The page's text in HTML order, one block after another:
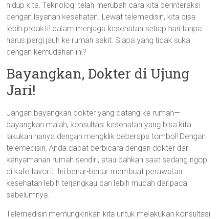
hidup kita. Teknologi telah merubah cara kita berinteraksi
dengan layanan kesehatan. Lewat telemedisin, kita bisa
lebih proaktif dalam menjaga kesehatan setiap hari tanpa
harus pergi jauh ke rumah sakit. Siapa yang tidak suka
dengan kemudahan ini?
Bayangkan, Dokter di Ujung
Jari!
Jangan bayangkan dokter yang datang ke rumah—
bayangkan malah, konsultasi kesehatan yang bisa kita
lakukan hanya dengan mengklik beberapa tombol! Dengan
telemedisin, Anda dapat berbicara dengan dokter dari
kenyamanan rumah sendiri, atau bahkan saat sedang ngopi
di kafe favorit. Ini benar-benar membuat perawatan
kesehatan lebih terjangkau dan lebih mudah daripada
sebelumnya.
Telemedisin memungkinkan kita untuk melakukan konsultasi